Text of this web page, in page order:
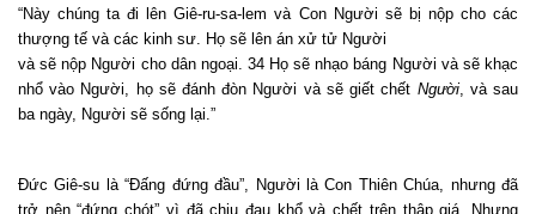
“Này chúng ta đi lên Giê-ru-sa-lem và Con Người sẽ bị nộp cho các
thượng tế và các kinh sư. Họ sẽ lên án xử tử Người
và sẽ nộp Người cho dân ngoại. 34 Họ sẽ nhạo báng Người và sẽ khạc
nhổ vào Người, họ sẽ đánh đòn Người và sẽ giết chết Người, và sau
ba ngày, Người sẽ sống lại.”
Đức Giê-su là “Đấng đứng đầu”, Người là Con Thiên Chúa, nhưng đã
trở nên “đứng chót” vì đã chịu đau khổ và chết trên thập giá. Nhưng